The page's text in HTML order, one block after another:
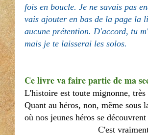
fois en boucle. Je ne savais pas
vais ajouter en bas de la page la
aucune prétention. D'accord, tu
mais je te laisserai les solos.
Ce livre va faire partie de ma
L'histoire est toute mignonne,
Quant au héros, non, même
où nos jeunes héros se
C'est